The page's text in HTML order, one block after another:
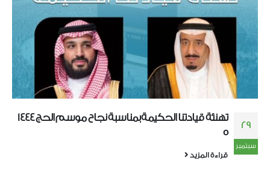
29
سبتمبر
تهنئة قيادتنا الحكيمة بمناسبة نجاح موسم الحج 1444
ه
قراءة المزيد